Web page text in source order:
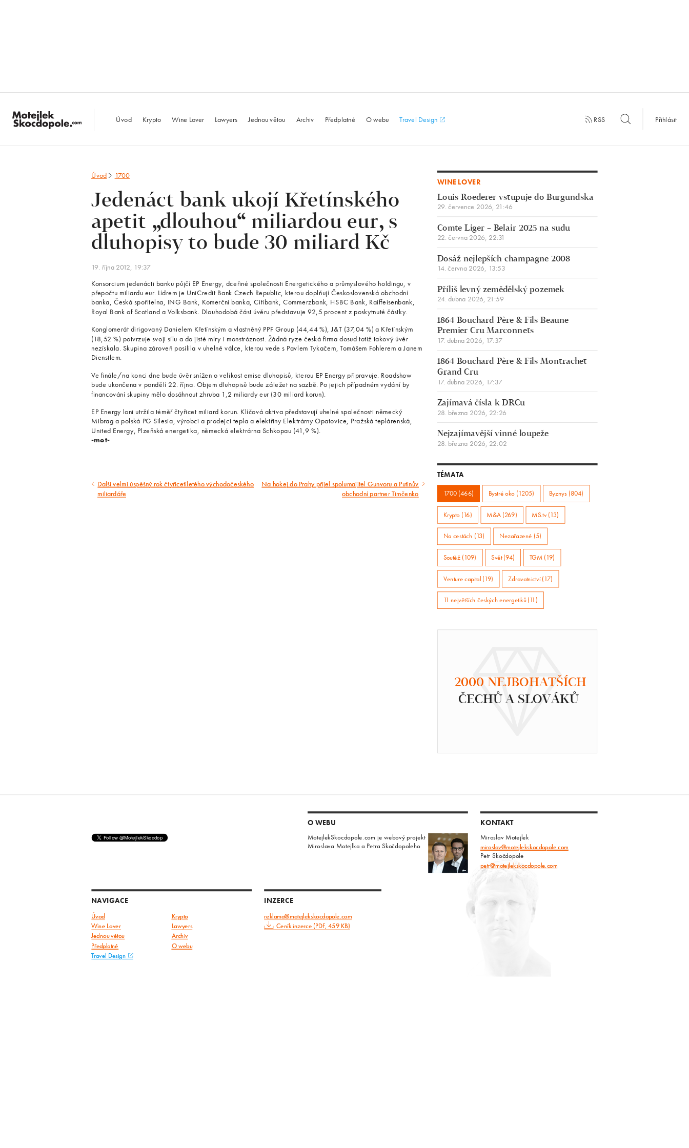
MotejlekSkocdopole.com
Úvod Krypto Wine Lover Lawyers Jednou větou Archiv Předplatné O webu Travel Design RSS Přihlásit
Úvod 1700
Jedenáct bank ukojí Křetínského
apetit „dlouhou“ miliardou eur, s
dluhopisy to bude 30 miliard Kč
19. října 2012, 19:37
Konsorcium jedenácti banku půjčí EP Energy, dceřiné společnosti Energetického a průmyslového holdingu, v
přepočtu miliardu eur. Lídrem je UniCredit Bank Czech Republic, kterou doplňují Československá obchodní
banka, Česká spořitelna, ING Bank, Komerční banka, Citibank, Commerzbank, HSBC Bank, Raiffeisenbank,
Royal Bank of Scotland a Volksbank. Dlouhodobá část úvěru představuje 92,5 procent z poskytnuté částky.
Konglomerát dirigovaný Danielem Křetínským a vlastněný PPF Group (44,44 %), J&T (37,04 %) a Křetínským
(18,52 %) potvrzuje svoji sílu a do jisté míry i monstróznost. Žádná ryze česká firma dosud totiž takový úvěr
nezískala. Skupina zároveň posílila v uhelné válce, kterou vede s Pavlem Tykačem, Tomášem Fohlerem a Janem
Dienstlem.
Ve finále/na konci dne bude úvěr snížen o velikost emise dluhopisů, kterou EP Energy připravuje. Roadshow
bude ukončena v pondělí 22. října. Objem dluhopisů bude záležet na sazbě. Po jejich případném vydání by
financování skupiny mělo dosáhnout zhruba 1,2 miliardy eur (30 miliard korun).
EP Energy loni utržila téměř čtyřicet miliard korun. Klíčová aktiva představují uhelné společnosti německý
Mibrag a polská PG Silesia, výrobci a prodejci tepla a elektřiny Elektrárny Opatovice, Pražská teplárenská,
United Energy, Plzeňská energetika, německá elektrárna Schkopau (41,9 %).
-mot-
Předcházející
Další velmi úspěšný rok čtyřicetiletého východočeského
miliardáře Následující
Na hokej do Prahy přijel spolumajitel Gunvoru a Putinův
obchodní partner Timčenko
WINE LOVER
Louis Roederer vstupuje do Burgundska
29. července 2026, 21:46
Comte Liger – Belair 2025 na sudu
22. června 2026, 22:31
Dosáž nejlepších champagne 2008
14. června 2026, 13:53
Příliš levný zemědělský pozemek
24. dubna 2026, 21:59
1864 Bouchard Père & Fils Beaune
Premier Cru Marconnets
17. dubna 2026, 17:37
1864 Bouchard Père & Fils Montrachet
Grand Cru
17. dubna 2026, 17:37
Zajímavá čísla k DRCu
28. března 2026, 22:26
Nejzajímavější vinné loupeže
28. března 2026, 22:02
TÉMATA
1700 (466) Bystré oko (1205) Byznys (804)
Krypto (16) M&A (269) MS.tv (13)
Na cestách (13) Nezařazené (5)
Soutěž (109) Svět (94) TGM (19)
Venture capital (19) Zdravotnictví (17)
11 největších českých energetiků (11)
2000 NEJBOHATŠÍCH
ČECHŮ A SLOVÁKŮ
O WEBU
MotejlekSkocdopole.com je webový projekt
Miroslava Motejlka a Petra Skočdopoleho
KONTAKT
Miroslav Motejlek
miroslav@motejlekskocdopole.com
Petr Skočdopole
petr@motejlekskocdopole.com
NAVIGACE
Úvod Krypto
Wine Lover
Lawyers
Jednou větou
Archiv
Předplatné O webu
Travel Design
INZERCE
reklama@motejlekskocdopole.com
Ceník inzerce (PDF, 459 KB)